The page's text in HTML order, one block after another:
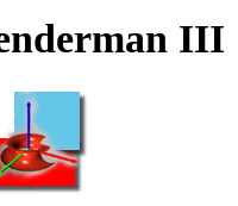
III